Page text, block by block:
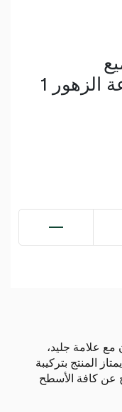
الاستخدامات برائحة روعة الزهور 1
علامة جليد،
المنتج بتركيبة
عن كافة الأسطح